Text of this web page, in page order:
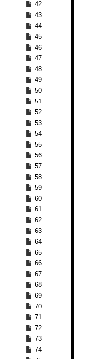
42
43
44
45
46
47
48
49
50
51
52
53
54
55
56
57
58
59
60
61
62
63
64
65
66
67
68
69
70
71
72
73
74